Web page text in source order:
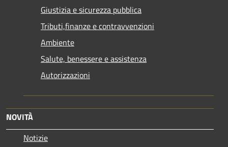
Giustizia e sicurezza pubblica
Tributi,finanze e contravvenzioni
Ambiente
Salute, benessere e assistenza
Autorizzazioni
NOVITÀ
Notizie